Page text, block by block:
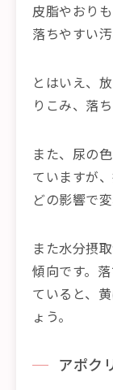
皮脂やおり
落ちやすい汚
とはいえ、
りこみ、落
また、尿の
ていますが
どの影響で
また水分摂
傾向です。
ていると、
ょう。
アポク